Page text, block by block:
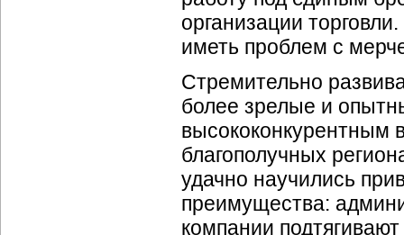
организации
иметь проблем с
Стремительно
более зрелые и
высококонкурентным
благополучных
удачно научились
преимущества:
компании